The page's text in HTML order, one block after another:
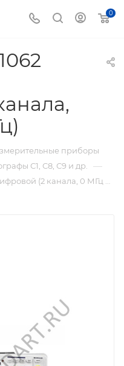
0
приборы
С1, С8, С9 и др. —
(2 канала, 0 МГц …